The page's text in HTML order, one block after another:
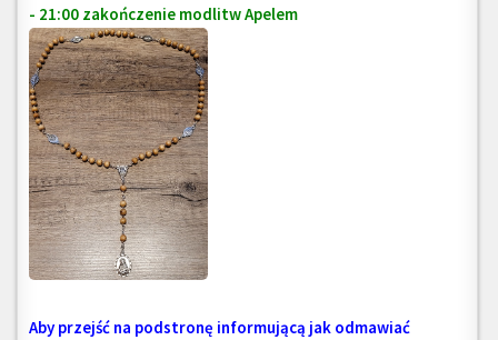
- 21:00 zakończenie modlitw Apelem
Aby przejść na podstronę informującą jak odmawiać